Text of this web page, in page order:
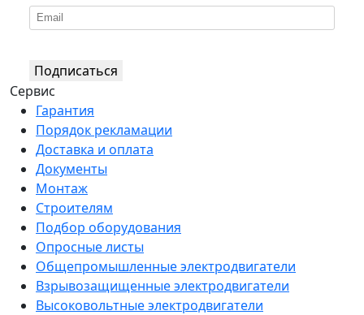
Подписаться
Сервис
Гарантия
Порядок рекламации
Доставка и оплата
Документы
Монтаж
Строителям
Подбор оборудования
Опросные листы
Общепромышленные электродвигатели
Взрывозащищенные электродвигатели
Высоковольтные электродвигатели